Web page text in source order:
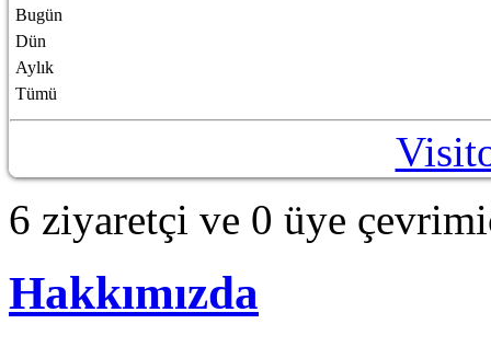
Bugün
Dün
Aylık
Tümü
6 ziyaretçi ve 0 üye
Hakkımızda